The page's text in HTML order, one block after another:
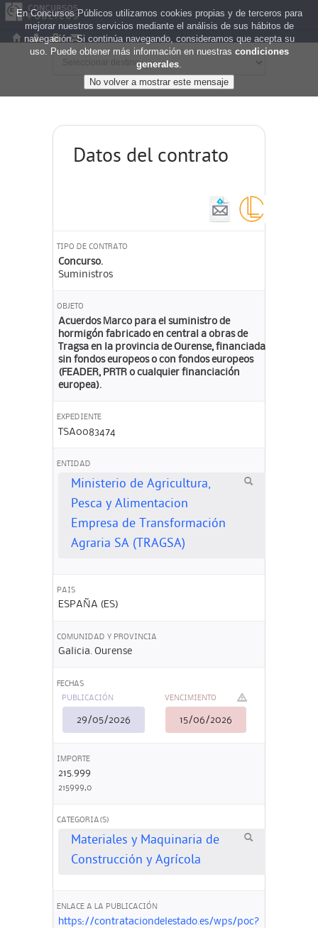
Datos del contrato
TIPO DE CONTRATO
Concurso.
Suministros
OBJETO
Acuerdos Marco para el suministro de
hormigón fabricado en central a obras de
Tragsa en la provincia de Ourense, financiadas
sin fondos europeos o con fondos europeos
(FEADER, PRTR o cualquier financiación
europea).
EXPEDIENTE
TSA0083474
ENTIDAD
Ministerio de Agricultura,
Pesca y Alimentacion
Empresa de Transformación
Agraria SA (TRAGSA)
PAIS
ESPAÑA (ES)
COMUNIDAD Y PROVINCIA
Galicia. Ourense
FECHAS
PUBLICACIÓN
29/05/2026
VENCIMIENTO
15/06/2026
IMPORTE
215.999
215999,0
CATEGORIA(S)
Materiales y Maquinaria de
Construcción y Agrícola
ENLACE A LA PUBLICACIÓN
https://contrataciondelestado.es/wps/poc?
En Concursos Públicos utilizamos cookies propias y de terceros para
mejorar nuestros servicios mediante el análisis de sus hábitos de
navegación. Si continúa navegando, consideramos que acepta su
uso. Puede obtener más información en nuestras condiciones
generales.